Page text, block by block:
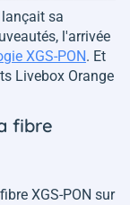
lançait sa
l'arrivée
XGS-PON. Et
Livebox Orange
fibre
XGS-PON sur